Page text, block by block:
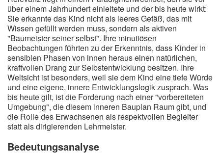
über einem Jahrhundert einleitete und der bis heute wirkt:
Sie erkannte das Kind nicht als leeres Gefäß, das mit
Wissen gefüllt werden muss, sondern als aktiven
"Baumeister seiner selbst". Ihre minutiösen
Beobachtungen führten zu der Erkenntnis, dass Kinder in
sensiblen Phasen von innen heraus einen natürlichen,
kraftvollen Drang zur Selbstentwicklung besitzen. Ihre
Weltsicht ist besonders, weil sie dem Kind eine tiefe Würde
und eine eigene, innere Entwicklungslogik zusprach. Was
bis heute gilt, ist die Forderung nach einer "vorbereiteten
Umgebung", die diesem inneren Bauplan Raum gibt, und
die Rolle des Erwachsenen als respektvollen Begleiter
statt als dirigierenden Lehrmeister.
Bedeutungsanalyse